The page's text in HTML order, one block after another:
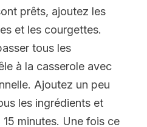
prêts, ajoutez les
et les courgettes.
tous les
à la casserole avec
Ajoutez un peu
les ingrédients et
minutes. Une fois ce